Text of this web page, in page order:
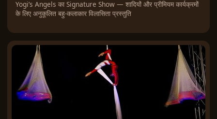
Yogi’s Angels का Signature Show — शादियों और प्रीमियम कार्यक्रमों
के लिए अनुकूलित बहु-कलाकार विलासिता प्रस्तुति